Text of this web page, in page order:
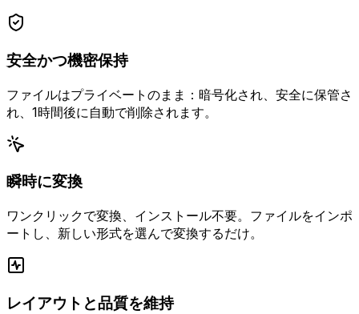
安全かつ機密保持
ファイルはプライベートのまま：暗号化され、安全に保管さ
れ、1時間後に自動で削除されます。
瞬時に変換
ワンクリックで変換、インストール不要。ファイルをインポ
ートし、新しい形式を選んで変換するだけ。
レイアウトと品質を維持